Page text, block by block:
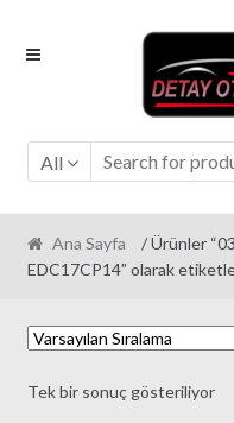
Skip
Skip
All
Ana Sayfa
/ Ürünler
EDC17CP14” olarak
Tek bir sonuç gösteriliyor